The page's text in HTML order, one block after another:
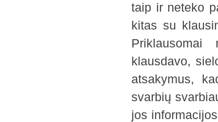
taip ir neteko
kitas su
klausdavo,
atsakymus,
svarbių
jos